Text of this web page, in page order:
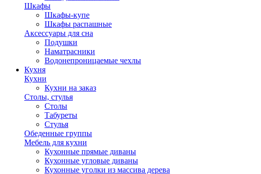
Шкафы
Шкафы-купе
Шкафы распашные
Аксессуары для сна
Подушки
Наматрасники
Водонепроницаемые чехлы
Кухня
Кухни
Кухни на заказ
Столы, стулья
Столы
Табуреты
Стулья
Обеденные группы
Мебель для кухни
Кухонные прямые диваны
Кухонные угловые диваны
Кухонные уголки из массива дерева